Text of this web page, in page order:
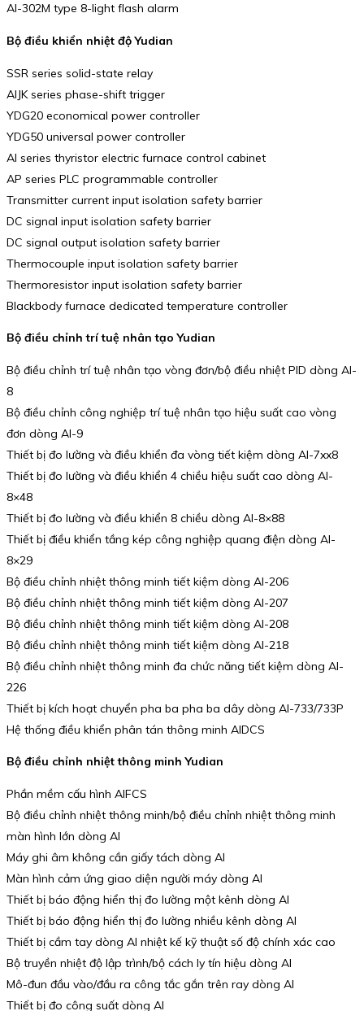
AI-302M type 8-light flash alarm
Bộ điều khiển nhiệt độ Yudian
SSR series solid-state relay
AIJK series phase-shift trigger
YDG20 economical power controller
YDG50 universal power controller
AI series thyristor electric furnace control cabinet
AP series PLC programmable controller
Transmitter current input isolation safety barrier
DC signal input isolation safety barrier
DC signal output isolation safety barrier
Thermocouple input isolation safety barrier
Thermoresistor input isolation safety barrier
Blackbody furnace dedicated temperature controller
Bộ điều chỉnh trí tuệ nhân tạo Yudian
Bộ điều chỉnh trí tuệ nhân tạo vòng đơn/bộ điều nhiệt PID dòng AI-
8
Bộ điều chỉnh công nghiệp trí tuệ nhân tạo hiệu suất cao vòng
đơn dòng AI-9
Thiết bị đo lường và điều khiển đa vòng tiết kiệm dòng AI-7xx8
Thiết bị đo lường và điều khiển 4 chiều hiệu suất cao dòng AI-
8×48
Thiết bị đo lường và điều khiển 8 chiều dòng AI-8×88
Thiết bị điều khiển tầng kép công nghiệp quang điện dòng AI-
8×29
Bộ điều chỉnh nhiệt thông minh tiết kiệm dòng AI-206
Bộ điều chỉnh nhiệt thông minh tiết kiệm dòng AI-207
Bộ điều chỉnh nhiệt thông minh tiết kiệm dòng AI-208
Bộ điều chỉnh nhiệt thông minh tiết kiệm dòng AI-218
Bộ điều chỉnh nhiệt thông minh đa chức năng tiết kiệm dòng AI-
226
Thiết bị kích hoạt chuyển pha ba pha ba dây dòng AI-733/733P
Hệ thống điều khiển phân tán thông minh AIDCS
Bộ điều chỉnh nhiệt thông minh Yudian
Phần mềm cấu hình AIFCS
Bộ điều chỉnh nhiệt thông minh/bộ điều chỉnh nhiệt thông minh
màn hình lớn dòng AI
Máy ghi âm không cần giấy tách dòng AI
Màn hình cảm ứng giao diện người máy dòng AI
Thiết bị báo động hiển thị đo lường một kênh dòng AI
Thiết bị báo động hiển thị đo lường nhiều kênh dòng AI
Thiết bị cầm tay dòng AI nhiệt kế kỹ thuật số độ chính xác cao
Bộ truyền nhiệt độ lập trình/bộ cách ly tín hiệu dòng AI
Mô-đun đầu vào/đầu ra công tắc gắn trên ray dòng AI
Thiết bị đo công suất dòng AI